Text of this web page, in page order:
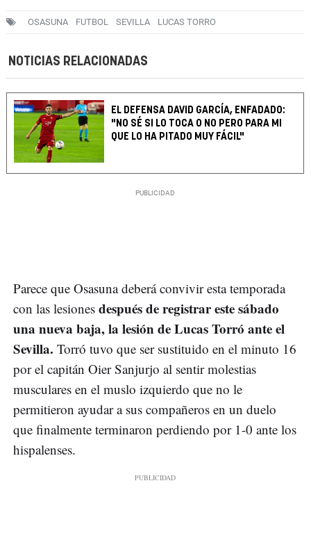
OSASUNA FUTBOL SEVILLA LUCAS TORRO
NOTICIAS RELACIONADAS
EL DEFENSA DAVID GARCÍA, ENFADADO:
"NO SÉ SI LO TOCA O NO PERO PARA MI
QUE LO HA PITADO MUY FÁCIL"
Parece que Osasuna deberá convivir esta temporada
con las lesiones después de registrar este sábado
una nueva baja, la lesión de Lucas Torró ante el
Sevilla. Torró tuvo que ser sustituido en el minuto 16
por el capitán Oier Sanjurjo al sentir molestias
musculares en el muslo izquierdo que no le
permitieron ayudar a sus compañeros en un duelo
que finalmente terminaron perdiendo por 1-0 ante los
hispalenses.